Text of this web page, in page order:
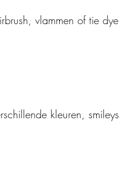
vlammen of tie
kleuren,